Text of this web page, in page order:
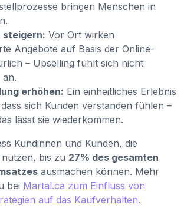
bringen Menschen in
steigern: Vor Ort wirken
Angebote auf Basis der Online-
– Upselling fühlt sich nicht
an.
erhöhen: Ein einheitliches Erlebnis
sich Kunden verstanden fühlen –
lässt sie wiederkommen.
Kundinnen und Kunden, die
bis zu 27% des gesamten
ausmachen können. Mehr
bei Martal.ca zum Einfluss von
auf das Kaufverhalten.